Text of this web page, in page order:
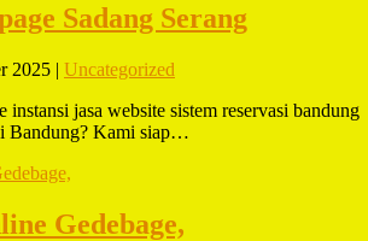
Sadang Serang
2025 | Uncategorized
instansi jasa website sistem reservasi bandung
Bandung? Kami siap…
Gedebage,